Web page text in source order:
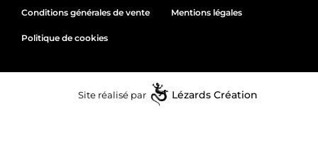
Conditions générales de vente Mentions légales
Politique de cookies
Site réalisé par Lézards Création